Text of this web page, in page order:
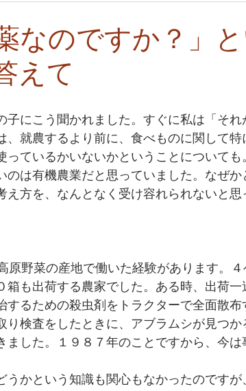
なのですか？」と
えて
にこう聞かれました。すぐに私は「それ
就農するより前に、食べものに関して特
ているかいないかということについても
は有機農業だと思っていました。なぜか
え方を、なんとなく受け容れられないと思
野菜の産地で働いた経験があります。
も出荷する農家でした。ある時、出荷一
るための殺虫剤をトラクターで全面散布
り検査をしたときに、アブラムシが見つか
した。１９８７年のことですから、今は
かという知識も関心もなかったのですが